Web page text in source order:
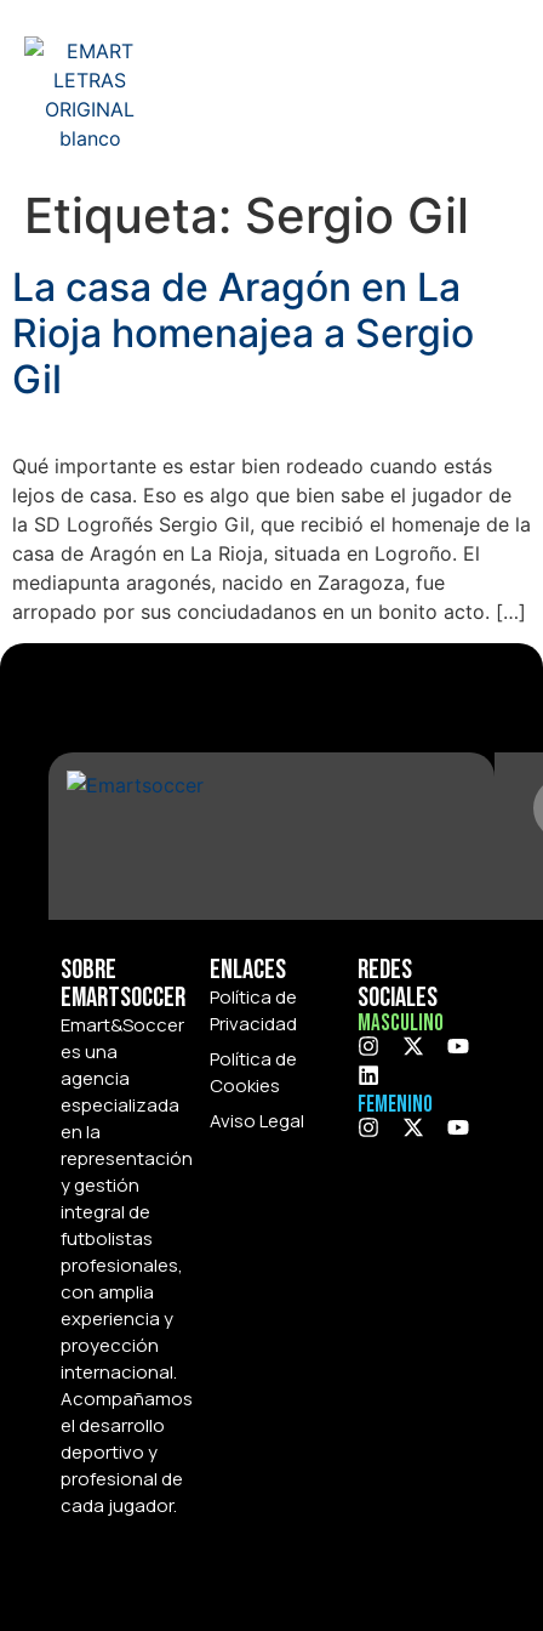
Etiqueta: Sergio Gil
La casa de Aragón en La
Rioja homenajea a Sergio
Gil
Qué importante es estar bien rodeado cuando estás
lejos de casa. Eso es algo que bien sabe el jugador de
la SD Logroñés Sergio Gil, que recibió el homenaje de la
casa de Aragón en La Rioja, situada en Logroño. El
mediapunta aragonés, nacido en Zaragoza, fue
arropado por sus conciudadanos en un bonito acto. […]
Sobre
Emartsoccer
Emart&Soccer
es una
agencia
especializada
en la
representación
y gestión
integral de
futbolistas
profesionales,
con amplia
experiencia y
proyección
internacional.
Acompañamos
el desarrollo
deportivo y
profesional de
cada jugador.
Enlaces
Política de
Privacidad
Política de
Cookies
Aviso Legal
Redes
Sociales
Masculino
Femenino